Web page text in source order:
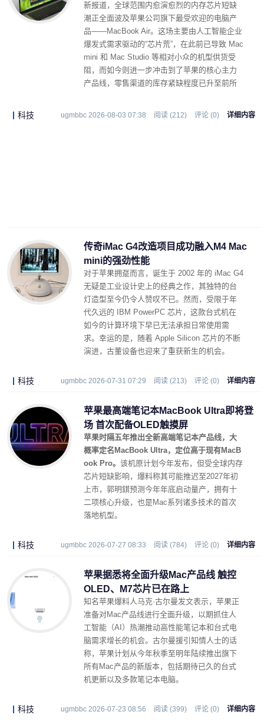
新报道，全球范围内愈演愈烈的内存芯片短缺
潮正全面波及苹果公司旗下最受欢迎的电脑产
品——MacBook Air。这场主要由人工智能企业
爆发式需求驱动的“芯片荒”，在此前已导致 Mac
mini 和 Mac Studio 等相对小众的机型供货受
阻，而如今则进一步冲击到了苹果的核心主力
产品线，零售渠道的库存紧缺程度已升至前所
科技 ugmbbc 2026-08-03 07:38 阅读 (212) 评论 (0) 详细内容
传奇iMac G4改造项目成功融入M4 Mac
mini的强劲性能
对于苹果拥趸而言，诞生于 2002 年的 iMac G4
无疑是工业设计史上的经典之作，其独特的台
灯造型至今仍令人赞叹不已。然而，受限于年
代久远的 IBM PowerPC 芯片，这款台式机在
如今的计算环境下早已无法承担日常使用需
求。幸运的是，随着 Apple Silicon 芯片的不断
演进，古董设备也迎来了重获新生的机会。
科技 ugmbbc 2026-07-31 07:29 阅读 (213) 评论 (0) 详细内容
苹果最高端笔记本MacBook Ultra即将登
场 首次配备OLED触摸屏
苹果时隔五年推出全新高端笔记本产品线，大
概率定名MacBook Ultra，定位高于现有MacB
ook Pro。 该机原计划今年发布，但受全球内存
芯片短缺影响，爆料称其可能推迟至2027年初
上市，郭明錤预测今年年底启动量产，拥有十
二项核心升级，也是Mac系列诸多技术的首次
落地机型。
科技 ugmbbc 2026-07-27 08:33 阅读 (784) 评论 (0) 详细内容
苹果据悉将全面升级Mac产品线 触控
OLED、M7芯片已在路上
知名苹果爆料人马克·古尔曼发文表示，苹果正
准备对Mac产品线进行全面升级，以期抓住人
工智能（AI）热潮推动高性能笔记本和台式电
脑需求增长的机会。古尔曼援引知情人士的话
称，苹果计划从今年秋季至明年陆续推出旗下
所有Mac产品的新版本，包括期待已久的台式
机更新以及多款笔记本电脑。
科技 ugmbbc 2026-07-23 08:56 阅读 (399) 评论 (0) 详细内容